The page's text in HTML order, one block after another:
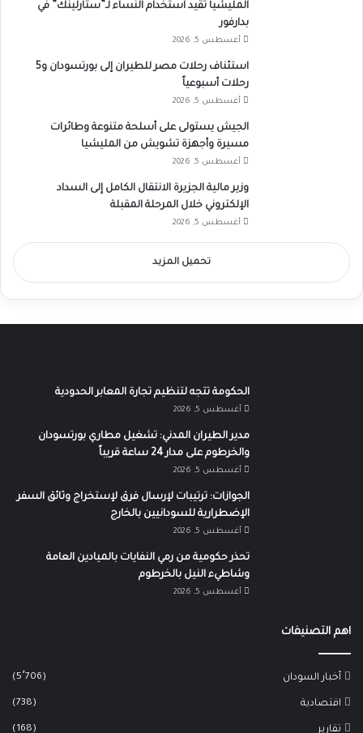
المليشيا تقّيد استخدام النساء لـ”ستارلينك” في
بدارفور
أغسطس 5, 2026
استئناف رحلات مصر للطيران إلى بورتسودان و5
رحلات أسبوعياً
أغسطس 5, 2026
الجيش يستولى على أسلحة متنوعة وطائرات
مسيرة وأجهزة تشويش من المليشيا
أغسطس 5, 2026
وزير مالية الجزيرة الانتقال الكامل إلى السداد
الإلكتروني خلال المرحلة المقبلة
أغسطس 5, 2026
تحميل المزيد
الحكومة تتجه لتنظيم تجارة المعابر الحدودية
أغسطس 5, 2026
مدير الطيران المدني: تشغيل مطاري بورتسودان
والخرطوم على مدار 24 ساعة قريباً
أغسطس 5, 2026
الجوازات: ترتيبات لإرسال فرق لإستخراج وثائق السفر
الإضطرارية للسودانيين بالخارج
أغسطس 5, 2026
تحذر حكومية من رمي النفايات بالميادين العامة
وشاطيء النيل بالخرطوم
أغسطس 5, 2026
اهم التصنيفات
أخبار السودان (5٬706)
اقتصادية (738)
تقارير (168)